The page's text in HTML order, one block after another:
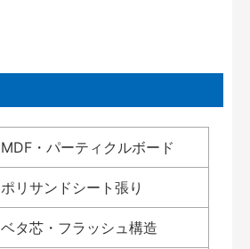
MDF・パーティクルボード
ポリサンドシート張り
ベタ芯・フラッシュ構造